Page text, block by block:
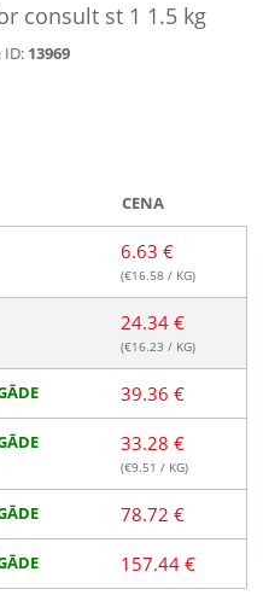
consult st 1 1.5 kg
13969
CENA
6.63 €
(€16.58 / KG)
24.34 €
(€16.23 / KG)
39.36 €
33.28 €
(€9.51 / KG)
78.72 €
157.44 €